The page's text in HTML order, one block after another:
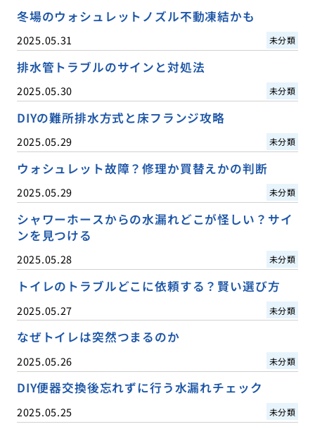
冬場のウォシュレットノズル不動凍結かも
2025.05.31 未分類
排水管トラブルのサインと対処法
2025.05.30 未分類
DIYの難所排水方式と床フランジ攻略
2025.05.29 未分類
ウォシュレット故障？修理か買替えかの判断
2025.05.29 未分類
シャワーホースからの水漏れどこが怪しい？サイ
ンを見つける
2025.05.28 未分類
トイレのトラブルどこに依頼する？賢い選び方
2025.05.27 未分類
なぜトイレは突然つまるのか
2025.05.26 未分類
DIY便器交換後忘れずに行う水漏れチェック
2025.05.25 未分類